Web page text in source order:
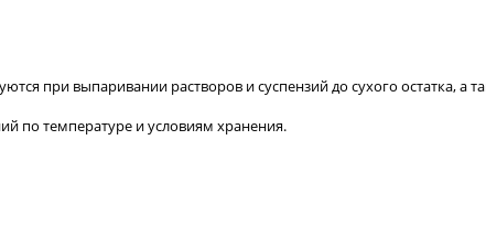
при выпаривании растворов и суспензий до сухого остатка, а
по температуре и условиям хранения.